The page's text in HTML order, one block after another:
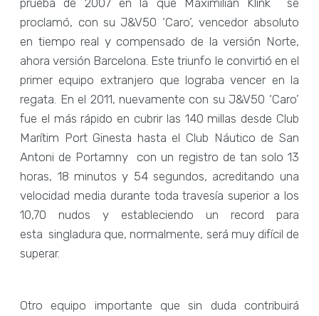
prueba de 2007 en la que Maximilian Klink se
proclamó, con su J&V50 ‘Caro’, vencedor absoluto
en tiempo real y compensado de la versión Norte,
ahora versión Barcelona. Este triunfo le convirtió en el
primer equipo extranjero que lograba vencer en la
regata. En el 2011, nuevamente con su J&V50 ‘Caro’
fue el más rápido en cubrir las 140 millas desde Club
Marítim Port Ginesta hasta el Club Náutico de San
Antoni de Portamny con un registro de tan solo 13
horas, 18 minutos y 54 segundos, acreditando una
velocidad media durante toda travesía superior a los
10,70 nudos y estableciendo un record para
esta singladura que, normalmente, será muy difícil de
superar.
Otro equipo importante que sin duda contribuirá